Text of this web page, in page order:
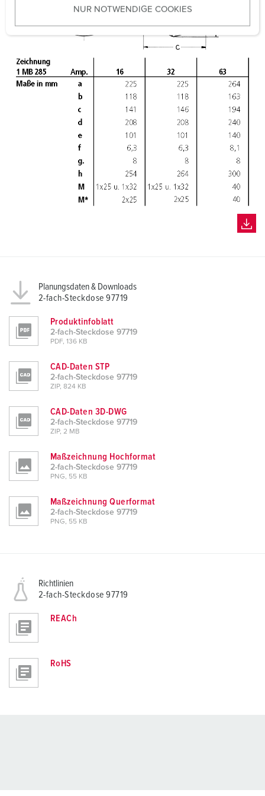
w
l
NUR NOTWENDIGE COOKIES
Planungsdaten & Downloads
2-fach-Steckdose 97719
Produktinfoblatt
2-fach-Steckdose 97719
PDF, 136 KB
CAD-Daten STP
2-fach-Steckdose 97719
ZIP, 824 KB
CAD-Daten 3D-DWG
2-fach-Steckdose 97719
ZIP, 2 MB
Maßzeichnung Hochformat
2-fach-Steckdose 97719
PNG, 55 KB
Maßzeichnung Querformat
2-fach-Steckdose 97719
PNG, 55 KB
Richtlinien
2-fach-Steckdose 97719
REACh
RoHS